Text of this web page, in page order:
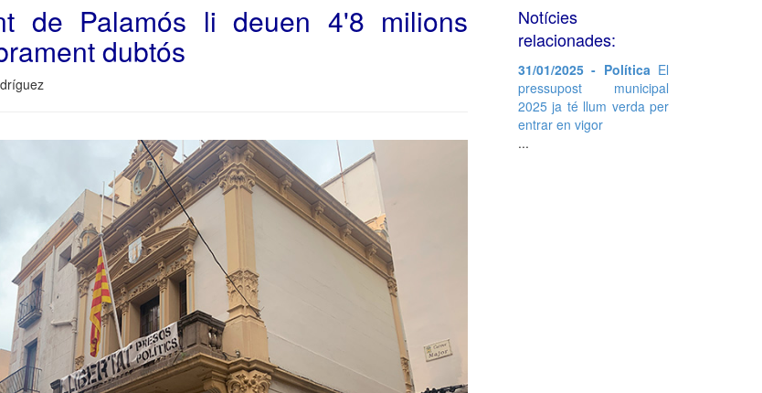
de Palamós li deuen 4'8 milions
dubtós
Notícies
relacionades:
31/01/2025 - PolíticaEl
pressupost municipal
2025 ja té llum verda per
entrar en vigor
...